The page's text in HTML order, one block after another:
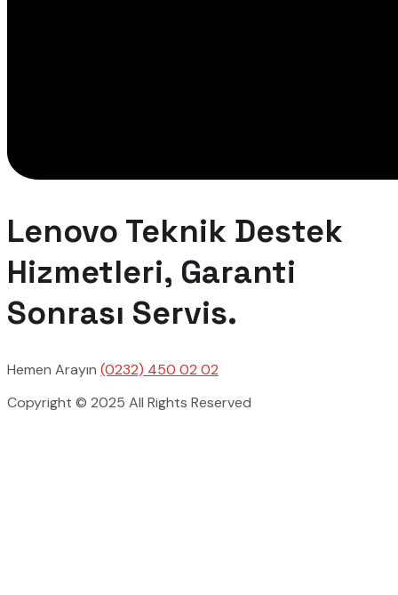
Lenovo Teknik Destek
Hizmetleri, Garanti
Sonrası Servis.
Hemen Arayın (0232) 450 02 02
Copyright © 2025 All Rights Reserved